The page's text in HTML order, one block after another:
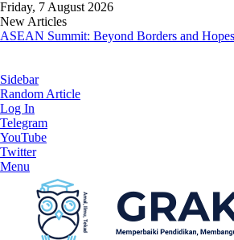
Friday, 7 August 2026
New Articles
ASEAN Summit: Beyond Borders and
Sidebar
Random Article
Log In
Telegram
YouTube
Twitter
Menu